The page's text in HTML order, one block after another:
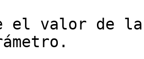
el valor de la